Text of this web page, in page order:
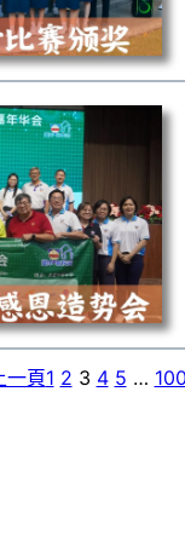
一頁1 2 3 4 5 … 100